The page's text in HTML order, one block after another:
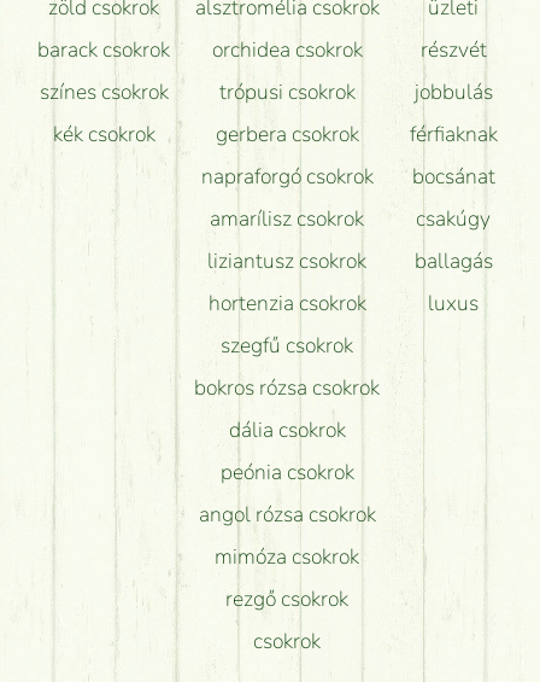
zöld csokrok
barack csokrok
színes csokrok
kék csokrok
alsztromélia csokrok
orchidea csokrok
trópusi csokrok
gerbera csokrok
napraforgó csokrok
amarílisz csokrok
liziantusz csokrok
hortenzia csokrok
szegfű csokrok
bokros rózsa csokrok
dália csokrok
peónia csokrok
angol rózsa csokrok
mimóza csokrok
rezgő csokrok
csokrok
üzleti
részvét
jobbulás
férfiaknak
bocsánat
csakúgy
ballagás
luxus